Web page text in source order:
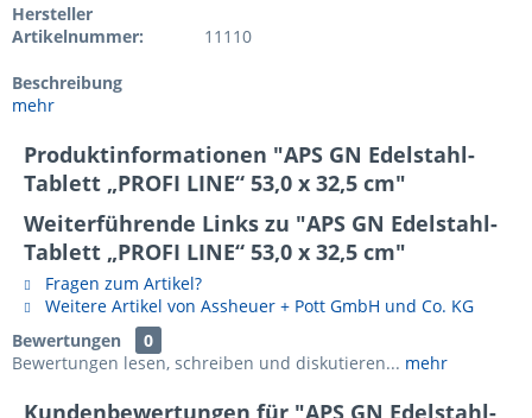
Hersteller
Artikelnummer:
11110
Beschreibung
mehr
Produktinformationen "APS GN Edelstahl-
Tablett „PROFI LINE“ 53,0 x 32,5 cm"
Weiterführende Links zu "APS GN Edelstahl-
Tablett „PROFI LINE“ 53,0 x 32,5 cm"
Fragen zum Artikel?
Weitere Artikel von Assheuer + Pott GmbH und Co. KG
Bewertungen
0
Bewertungen lesen, schreiben und diskutieren... mehr
Kundenbewertungen für "APS GN Edelstahl-